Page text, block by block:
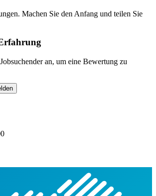
Machen Sie den Anfang und teilen Sie
an, um eine Bewertung zu